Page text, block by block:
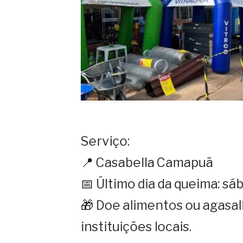
Serviço:
📍 Casabella Camapuã
📅 Último dia da queima:
🎁 Doe alimentos ou
instituições locais.